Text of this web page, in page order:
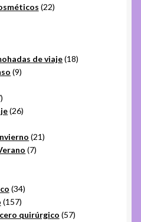
2222
de viaje 1818
99
87
productos
2626
2121
77
3434
157157
productos
quirúrgico 5757